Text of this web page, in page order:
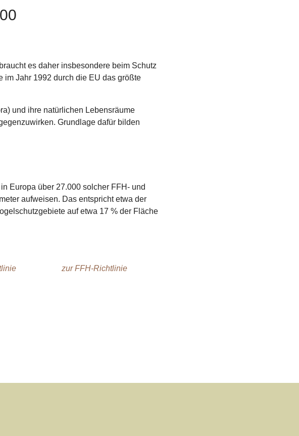
es daher insbesondere beim Schutz
im Jahr 1992 durch die EU das größte
und ihre natürlichen Lebensräume
Grundlage dafür bilden
Europa über 27.000 solcher FFH- und
aufweisen. Das entspricht etwa der
auf etwa 17 % der Fläche
zur FFH-Richtlinie